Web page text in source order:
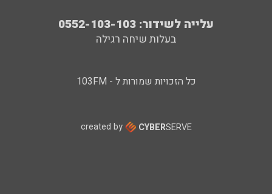
עלייה לשידור: 0552-103-103
בעלות שיחה רגילה
כל הזכויות שמורות ל - 103FM
created by CYBERSERVE